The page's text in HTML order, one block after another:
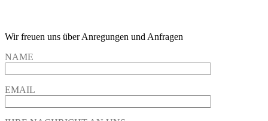
Wir freuen uns über Anregungen und Anfragen
NAME
EMAIL